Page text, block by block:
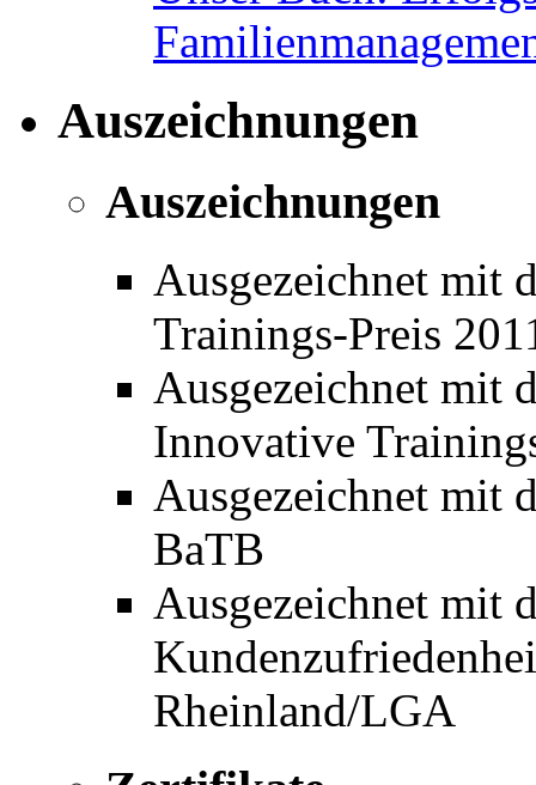
Auszeichnungen
Auszeichnungen
Ausgezeichnet mit
Trainings-Preis
Ausgezeichnet mit
Innovative
Ausgezeichnet mit
BaTB
Ausgezeichnet mit
Rheinland/LGA